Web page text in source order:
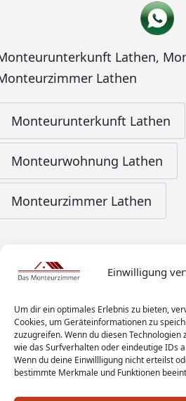
Einwilligung
Um dir ein optimales Erlebnis zu bieten,
Cookies, um Geräteinformationen zu
zuzugreifen. Wenn du diesen
wie das Surfverhalten oder eindeutige IDs
Wenn du deine Einwillligung nicht erteilst
bestimmte Merkmale und Funktionen
Lathen,
Lathen
Monteurunterkunft Lathen
Monteurwohnung Lathen
Monteurzimmer Lathen